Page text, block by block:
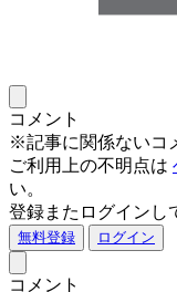
コメント
※記事に関係ないコ
ご利用上の不明点は
い。
登録またログインし
無料登録 ログイン
コメント